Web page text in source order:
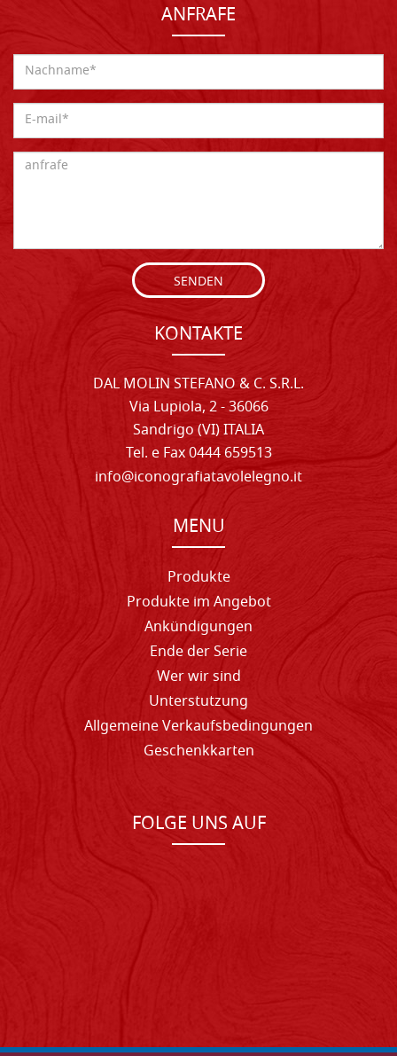
ANFRAFE
SENDEN
KONTAKTE
DAL MOLIN STEFANO & C. S.R.L.
Via Lupiola, 2 - 36066
Sandrigo (VI) ITALIA
Tel. e Fax 0444 659513
info@iconografiatavolelegno.it
MENU
Produkte
Produkte im Angebot
Ankündigungen
Ende der Serie
Wer wir sind
Unterstutzung
Allgemeine Verkaufsbedingungen
Geschenkkarten
FOLGE UNS AUF